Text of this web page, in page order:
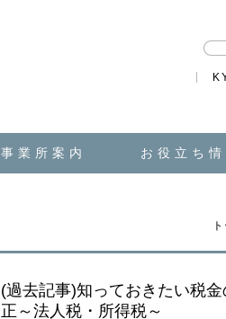
事業所案内 お役立ち情
(過去記事)知っておきたい税
正～法人税・所得税～